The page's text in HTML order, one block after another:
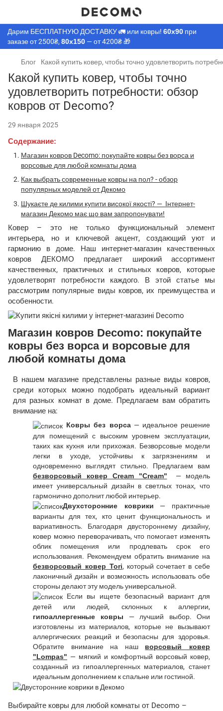
Дарим БЕСПЛАТНУЮ ДОСТАВКУ 🚛 или ковры! 60х90 при
заказе от 2500₴, 80х150 — от 4200₴ 🎁
Блог Какой купить ковер, чтобы точно удовлетворить
Какой купить ковер, чтобы точно
удовлетворить потребности: обзор
ковров от Decomo?
29 января 2025
Содержание:
Магазин ковров Decomo: покупайте ковры без ворса и
ворсовые для любой комнаты дома
Как выбрать современные ковры на пол? - обзор
популярных моделей от Декомо
Шукаєте де килими купити високої якості? — Інтернет-
магазин Декомо має що вам запропонувати!
Ковер – это не только функциональный элемент
интерьера, но и ключевой акцент, создающий уют и
гармонию в доме. Наш интернет-магазин качественных
ковров ДЕКОМО предлагает широкий ассортимент
качественных, практичных и стильных ковров, которые
удовлетворят потребности каждого. В этой статье мы
рассмотрим популярные виды ковров, их преимущества и
особенности.
Магазин ковров Decomo: покупайте
ковры без ворса и ворсовые для
любой комнаты дома
В нашем магазине представлены разные виды ковров,
среди которых можно подобрать идеальный вариант
для разных комнат в доме. Предлагаем вам обратить
внимание на:
Ковры без ворса— идеальное решение
для помещений с высоким уровнем эксплуатации,
таких как кухня или прихожая. Безворсовые модели
легки в уходе, устойчивы к загрязнениям и
одновременно выглядят стильно. Предлагаем вам
безворсовый ковер Cream "Cream" — модель
имеет универсальный дизайн в светлых тонах, что
гармонично дополнит любой интерьер.
Двухсторонние коврики — практичные
варианты для тех, кто ценит функциональность и
вариативность. Благодаря двустороннему дизайну,
ковер можно переворачивать, что помогает изменять
облик помещения или продлевать срок его
использования. Рекомендуем обратить внимание на
безворсовый ковер Tori, который сочетает в себе
лаконичный дизайн и возможность использовать обе
стороны делают эту модель универсальной.
Если вы ищете безопасный вариант для
детей или людей, склонных к аллергии,
гипоаллергенные ковры — лучший выбор. Они
изготовлены из материалов, которые не вызывают
аллергических реакций и безопасны для здоровья.
Обратите внимание на наш ворсовый ковер
"Lompas" — мягкий и комфортный ворсовый ковер,
созданный из гипоаллергенных материалов, станет
идеальным дополнением к спальне или гостиной.
Выбирайте ковры для любой комнаты от Decomo –